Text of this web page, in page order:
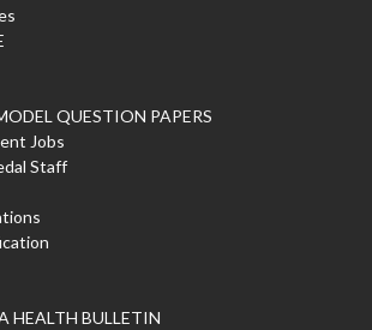
QUESTION PAPERS
Jobs
Staff
HEALTH BULLETIN